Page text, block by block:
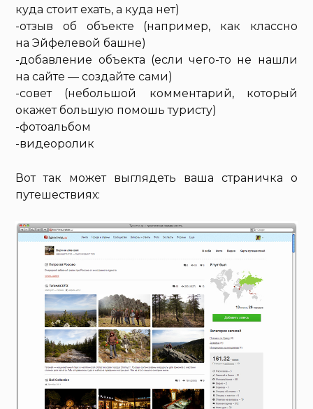
куда стоит ехать, а куда нет)
-отзыв об объекте (например, как классно
на Эйфелевой башне)
-добавление объекта (если чего-то не нашли
на сайте — создайте сами)
-совет (небольшой комментарий, который
окажет большую помошь туристу)
-фотоальбом
-видеоролик
Вот так может выглядеть ваша страничка о
путешествиях: